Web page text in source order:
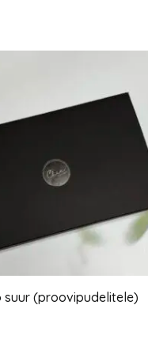
suur (proovipudelitele)